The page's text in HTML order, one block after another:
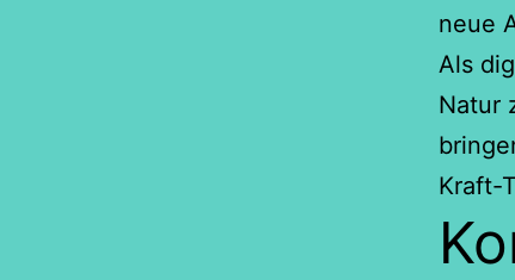
neue
Als
Natur
Kraft-